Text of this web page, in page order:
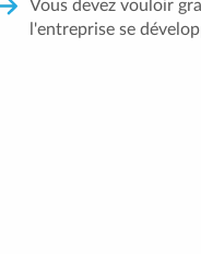
Vous devez vouloir
l'entreprise se